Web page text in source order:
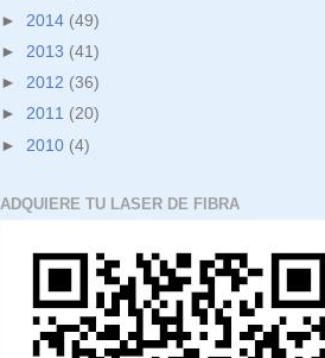
► 2014 (49)
► 2013 (41)
► 2012 (36)
► 2011 (20)
► 2010 (4)
ADQUIERE TU LASER DE FIBRA